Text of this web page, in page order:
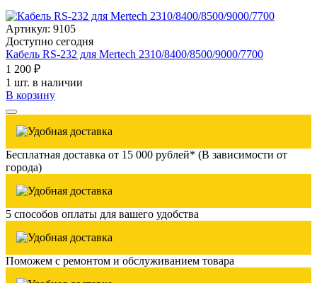
Артикул: 9105
Доступно сегодня
Кабель RS-232 для Mertech 2310/8400/8500/9000/7700
1 200 ₽
1 шт. в наличии
В корзину
Бесплатная доставка от 15 000 рублей* (В зависимости от
города)
5 способов оплаты для вашего удобства
Поможем с ремонтом и обслуживанием товара